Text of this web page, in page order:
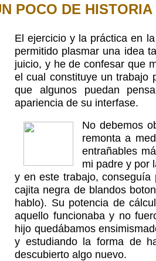
POCO DE HISTORIA
El ejercicio y la práctica en
permitido plasmar una idea
juicio, y he de confesar que
el cual constituye un trabajo
que algunos puedan
apariencia de su interfase.
No debemos
remonta a
entrañables
mi padre y por
y en este trabajo, conseguía
cajita negra de blandos
hablo). Su potencia de
aquello funcionaba y no
hijo quedábamos
y estudiando la forma de
descubierto algo nuevo.